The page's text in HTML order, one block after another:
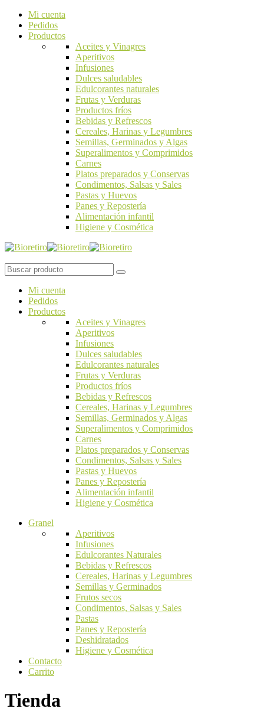
Mi cuenta
Pedidos
Productos
Aceites y Vinagres
Aperitivos
Infusiones
Dulces saludables
Edulcorantes naturales
Frutas y Verduras
Productos fríos
Bebidas y Refrescos
Cereales, Harinas y Legumbres
Semillas, Germinados y Algas
Superalimentos y Comprimidos
Carnes
Platos preparados y Conservas
Condimentos, Salsas y Sales
Pastas y Huevos
Panes y Repostería
Alimentación infantil
Higiene y Cosmética
Mi cuenta
Pedidos
Productos
Aceites y Vinagres
Aperitivos
Infusiones
Dulces saludables
Edulcorantes naturales
Frutas y Verduras
Productos fríos
Bebidas y Refrescos
Cereales, Harinas y Legumbres
Semillas, Germinados y Algas
Superalimentos y Comprimidos
Carnes
Platos preparados y Conservas
Condimentos, Salsas y Sales
Pastas y Huevos
Panes y Repostería
Alimentación infantil
Higiene y Cosmética
Granel
Aperitivos
Infusiones
Edulcorantes Naturales
Bebidas y Refrescos
Cereales, Harinas y Legumbres
Semillas y Germinados
Frutos secos
Condimentos, Salsas y Sales
Pastas
Panes y Repostería
Deshidratados
Higiene y Cosmética
Contacto
Carrito
Tienda